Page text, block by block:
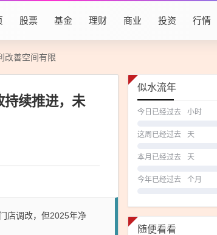
股票 基金 理财 商业 投资 行情
改善空间有限
持续推进，未
店调改，但2025年净
似水流年
今日已经过去 小时
这周已经过去 天
本月已经过去 天
今年已经过去 个月
随便看看